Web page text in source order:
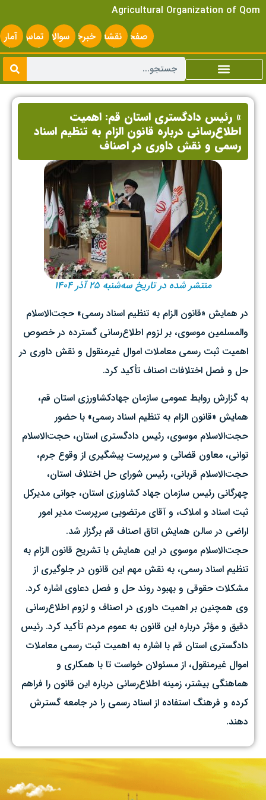
Agricultural Organization of Qom
صفحه
اصلی
نقشه
سایت
خبرخوانسوالات
متداول
تماس
با ما
آمار
» رئیس دادگستری استان قم: اهمیت
اطلاع‌رسانی درباره قانون الزام به تنظیم اسناد
رسمی و نقش داوری در اصناف
منتشر شده در تاریخ سه‌شنبه ۲۵ آذر ۱۴۰۴
در همایش «قانون الزام به تنظیم اسناد رسمی» حجت‌الاسلام
والمسلمین موسوی، بر لزوم اطلاع‌رسانی گسترده در خصوص
اهمیت ثبت رسمی معاملات اموال غیرمنقول و نقش داوری در
حل و فصل اختلافات اصناف تأکید کرد.
به گزارش روابط عمومی سازمان جهادکشاورزی استان قم،
همایش «قانون الزام به تنظیم اسناد رسمی» با حضور
حجت‌الاسلام موسوی، رئیس دادگستری استان، حجت‌الاسلام
توانی، معاون قضائی و سرپرست پیشگیری از وقوع جرم،
حجت‌الاسلام قربانی، رئیس شورای حل اختلاف استان،
چهرگانی رئیس سازمان جهاد کشاورزی استان، جوانی مدیرکل
ثبت اسناد و املاک، و آقای مرتضویی سرپرست مدیر امور
اراضی در سالن همایش اتاق اصناف قم برگزار شد.
حجت‌الاسلام موسوی در این همایش با تشریح قانون الزام به
تنظیم اسناد رسمی، به نقش مهم این قانون در جلوگیری از
مشکلات حقوقی و بهبود روند حل و فصل دعاوی اشاره کرد.
وی همچنین بر اهمیت داوری در اصناف و لزوم اطلاع‌رسانی
دقیق و مؤثر درباره این قانون به عموم مردم تأکید کرد. رئیس
دادگستری استان قم با اشاره به اهمیت ثبت رسمی معاملات
اموال غیرمنقول، از مسئولان خواست تا با همکاری و
هماهنگی بیشتر، زمینه اطلاع‌رسانی درباره این قانون را فراهم
کرده و فرهنگ استفاده از اسناد رسمی را در جامعه گسترش
دهند.